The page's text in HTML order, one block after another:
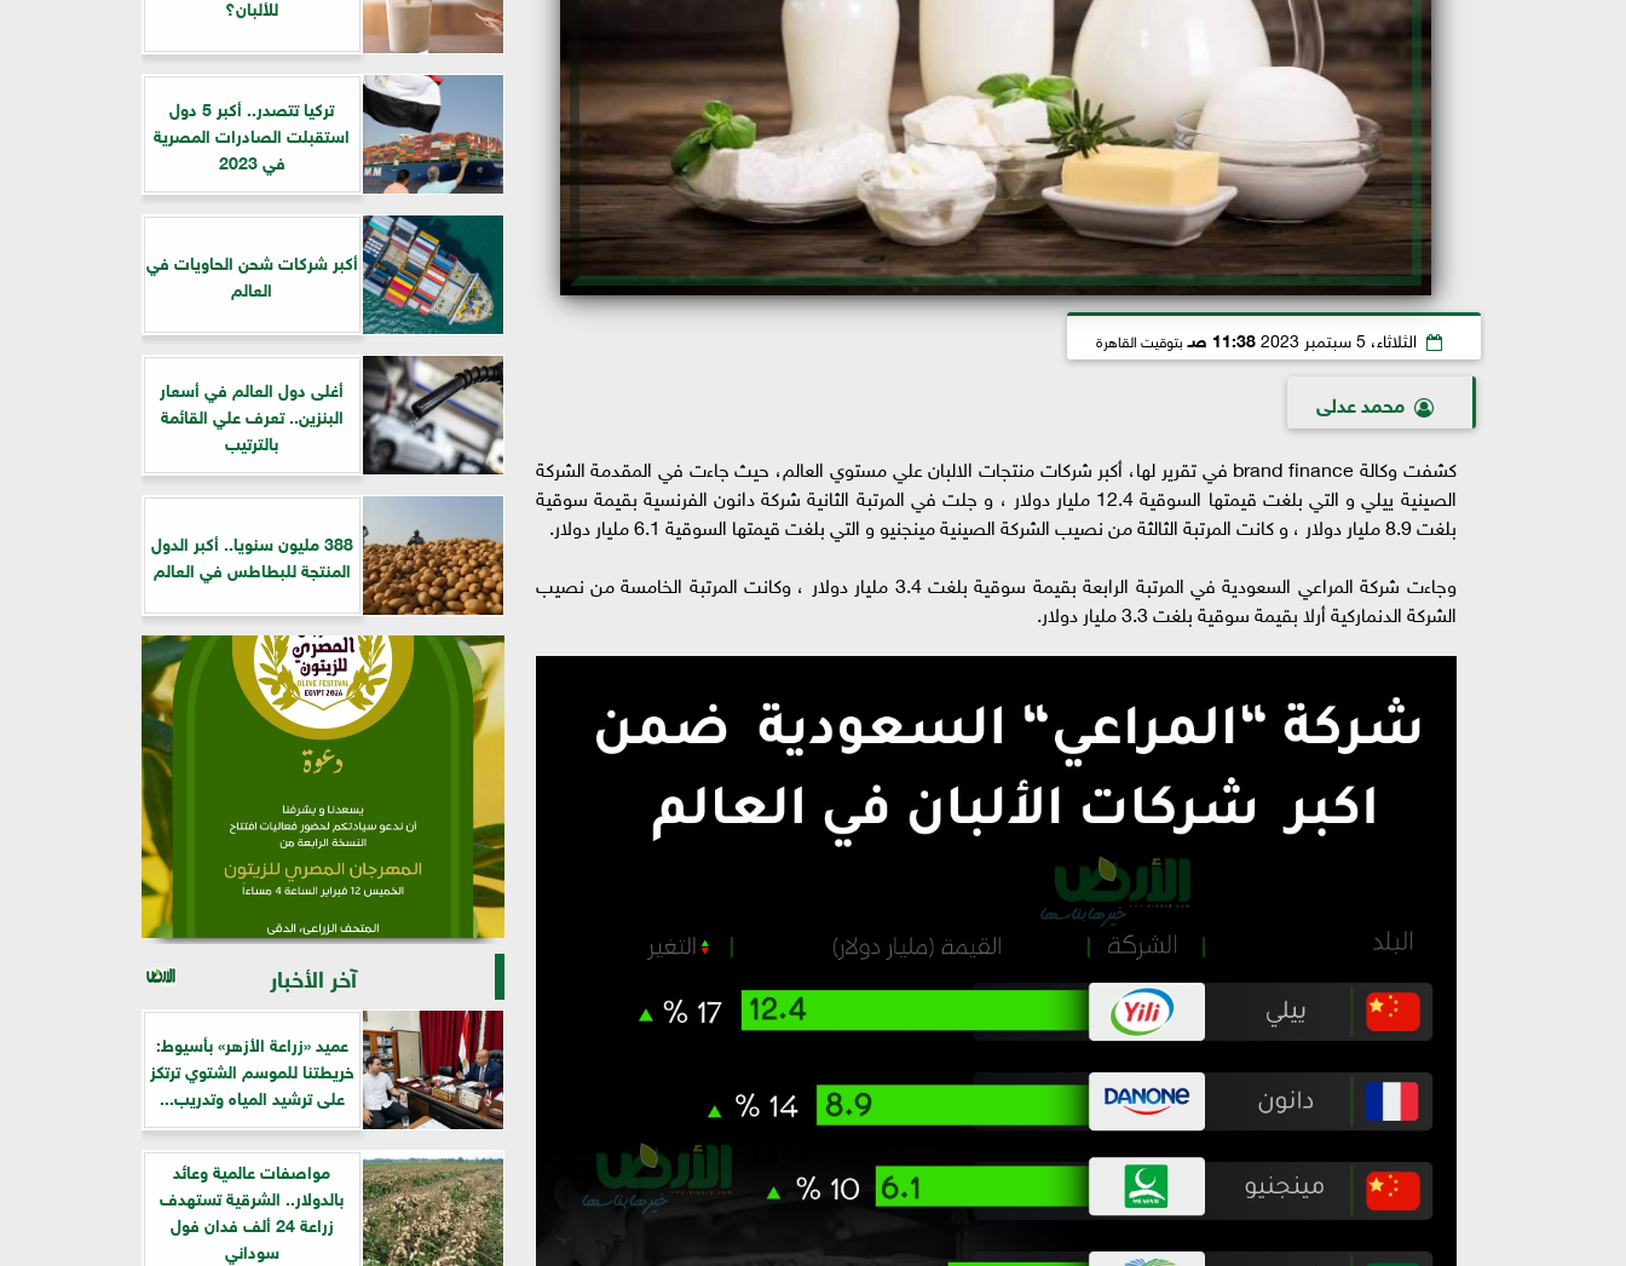
الثلاثاء، 5 سبتمبر 2023 11:38 صـ بتوقيت القاهرة
محمد عدلى
كشفت وكالة brand finance في تقرير لها، أكبر شركات منتجات الالبان علي مستوي العالم، حيث جاءت في المقدمة الشركة
الصينية ييلي و التي بلغت قيمتها السوقية 12.4 مليار دولار ، و جلت في المرتبة الثانية شركة دانون الفرنسية بقيمة سوقية
بلغت 8.9 مليار دولار ، و كانت المرتبة الثالثة من نصيب الشركة الصينية مينجنيو و التي بلغت قيمتها السوقية 6.1 مليار دولار.
وجاءت شركة المراعي السعودية في المرتبة الرابعة بقيمة سوقية بلغت 3.4 مليار دولار ، وكانت المرتبة الخامسة من نصيب
الشركة الدنماركية أرلا بقيمة سوقية بلغت 3.3 مليار دولار.
للألبان؟
تركيا تتصدر.. أكبر 5 دول
استقبلت الصادرات المصرية
في 2023
أكبر شركات شحن الحاويات في
العالم
أغلى دول العالم في أسعار
البنزين.. تعرف علي القائمة
بالترتيب
388 مليون سنويا.. أكبر الدول
المنتجة للبطاطس في العالم
آخر الأخبار
عميد «زراعة الأزهر» بأسيوط:
خريطتنا للموسم الشتوي ترتكز
على ترشيد المياه وتدريب...
مواصفات عالمية وعائد
بالدولار.. الشرقية تستهدف
زراعة 24 ألف فدان فول
سوداني